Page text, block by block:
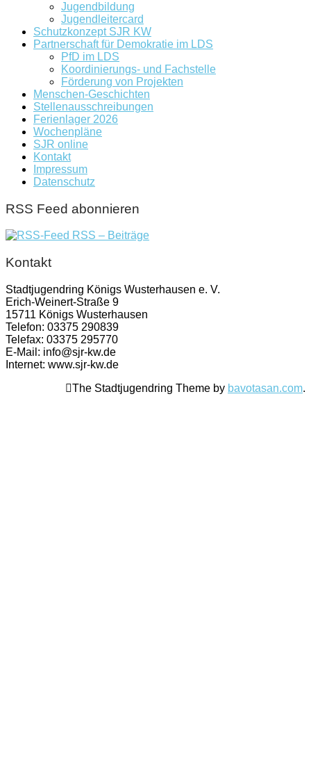
Jugendbildung
Jugendleitercard
Schutzkonzept SJR KW
Partnerschaft für Demokratie im LDS
PfD im LDS
Koordinierungs- und Fachstelle
Förderung von Projekten
Menschen-Geschichten
Stellenausschreibungen
Ferienlager 2026
Wochenpläne
SJR online
Kontakt
Impressum
Datenschutz
RSS Feed abonnieren
RSS – Beiträge
Kontakt
Stadtjugendring Königs Wusterhausen e. V.
Erich-Weinert-Straße 9
15711 Königs Wusterhausen
Telefon: 03375 290839
Telefax: 03375 295770
E-Mail: info@sjr-kw.de
Internet: www.sjr-kw.de
The Stadtjugendring Theme by bavotasan.com.